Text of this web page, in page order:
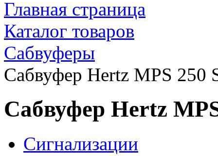
Главная страница
Каталог товаров
Сабвуферы
Сабвуфер Hertz MPS 250
Сабвуфер Hertz
Сигнализации